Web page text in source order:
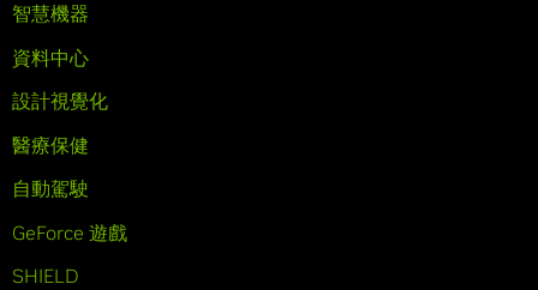
智慧機器
資料中心
設計視覺化
醫療保健
自動駕駛
GeForce 遊戲
SHIELD